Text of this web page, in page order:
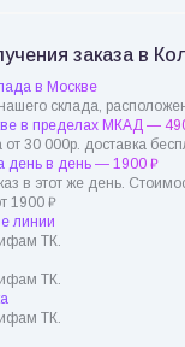
заказа в
в Москве
склада,
в пределах МКАД —
30 000р. доставка
день в день — 1900 ₽
в этот же день.
1900 ₽
линии
ТК.
ТК.
ТК.